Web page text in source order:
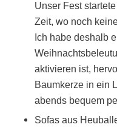
Unser Fest
Zeit, wo noch
Ich habe deshalb
aktivieren ist,
Baumkerze in ein
abends bequem
Sofas aus